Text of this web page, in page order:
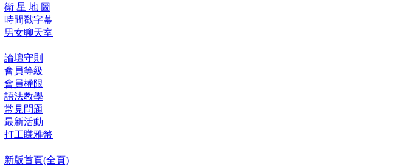
衛 星 地 圖
時間戳字幕
男女聊天室
論壇守則
會員等級
會員權限
語法教學
常見問題
最新活動
打工賺雅幣
新版首頁(全頁)